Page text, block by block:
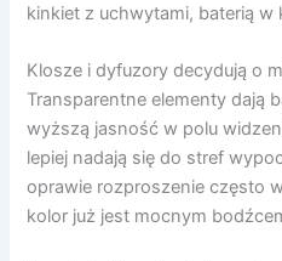
kinkiet z uchwytami, baterią w
Klosze i dyfuzory decydują o
Transparentne elementy dają
wyższą jasność w polu
lepiej nadają się do stref
oprawie rozproszenie często
kolor już jest mocnym